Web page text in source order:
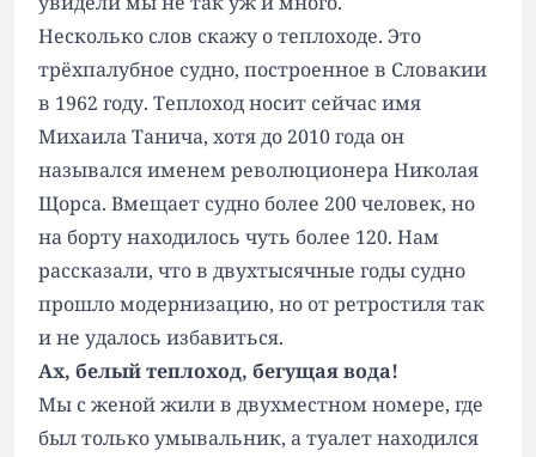
Несколько слов скажу о теплоходе. Это
трёхпалубное судно, построенное в Словакии
в 1962 году. Теплоход носит сейчас имя
Михаила Танича, хотя до 2010 года он
назывался именем революционера Николая
Щорса. Вмещает судно более 200 человек, но
на борту находилось чуть более 120. Нам
рассказали, что в двухтысячные годы судно
прошло модернизацию, но от ретростиля так
и не удалось избавиться.
Ах, белый теплоход, бегущая вода!
Мы с женой жили в двухместном номере, где
был только умывальник, а туалет находился